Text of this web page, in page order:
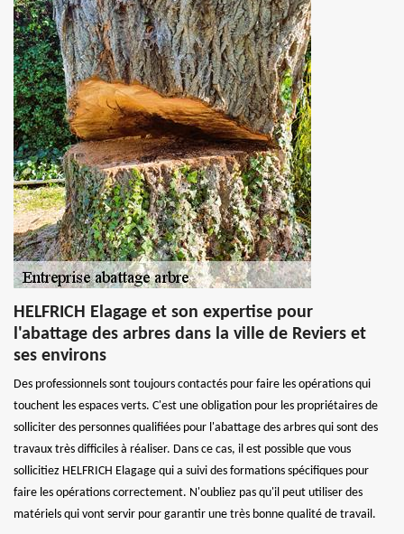
HELFRICH Elagage et son expertise pour
l'abattage des arbres dans la ville de Reviers et
ses environs
Des professionnels sont toujours contactés pour faire les opérations qui
touchent les espaces verts. C'est une obligation pour les propriétaires de
solliciter des personnes qualifiées pour l'abattage des arbres qui sont des
travaux très difficiles à réaliser. Dans ce cas, il est possible que vous
sollicitiez HELFRICH Elagage qui a suivi des formations spécifiques pour
faire les opérations correctement. N'oubliez pas qu'il peut utiliser des
matériels qui vont servir pour garantir une très bonne qualité de travail.